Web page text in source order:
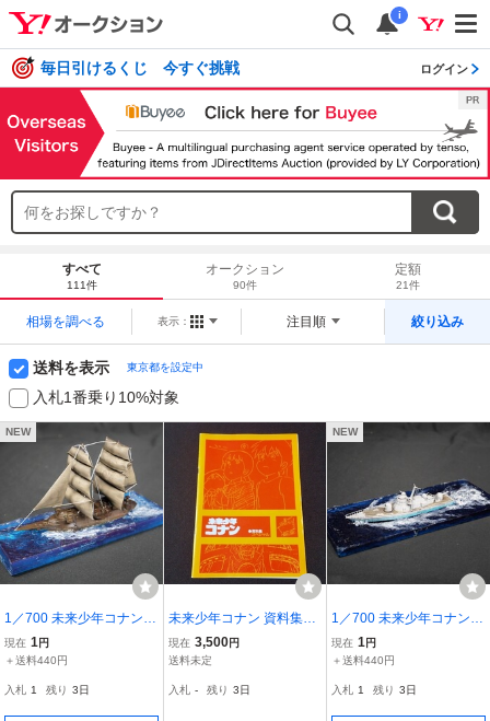
i
毎日引けるくじ 今すぐ挑戦 ログイン
すべて
111件
オークション
90件
定額
21件
相場を調べる 表示： 注目順 絞り込み
送料を表示 東京都を設定中
入札1番乗り10%対象
NEW
1／700 未来少年コナン
バラクーダ号 塗装済
み・完成品
現在 1円
＋送料440円
入札 1 残り 3日
未来少年コナン 資料集ス
ペシャル 1981年 宮崎
駿 傷み
現在 3,500円
送料未定
入札 - 残り 3日
NEW
1／700 未来少年コナン
ガンボート 塗装済み・
完成品
現在 1円
＋送料440円
入札 1 残り 3日